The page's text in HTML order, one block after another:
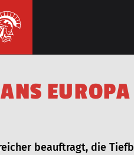
ANS EUROPA
beauftragt, die